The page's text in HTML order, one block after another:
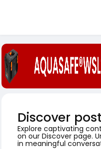
Discover
Explore captivating
on our Discover page.
in meaningful